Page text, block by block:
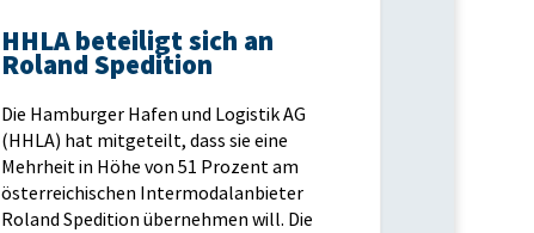
HHLA beteiligt sich an
Roland Spedition
Die Hamburger Hafen und Logistik AG
(HHLA) hat mitgeteilt, dass sie eine
Mehrheit in Höhe von 51 Prozent am
österreichischen Intermodalanbieter
Roland Spedition übernehmen will. Die